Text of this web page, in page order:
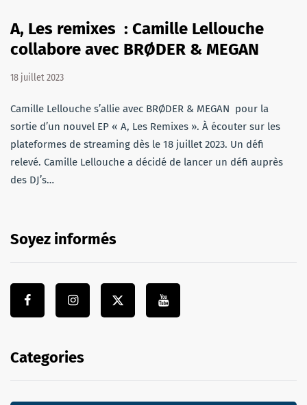
A, Les remixes : Camille Lellouche
collabore avec BRØDER & MEGAN
18 juillet 2023
Camille Lellouche s’allie avec BRØDER & MEGAN pour la
sortie d’un nouvel EP « A, Les Remixes ». À écouter sur les
plateformes de streaming dès le 18 juillet 2023. Un défi
relevé. Camille Lellouche a décidé de lancer un défi auprès
des DJ’s…
Soyez informés
Categories